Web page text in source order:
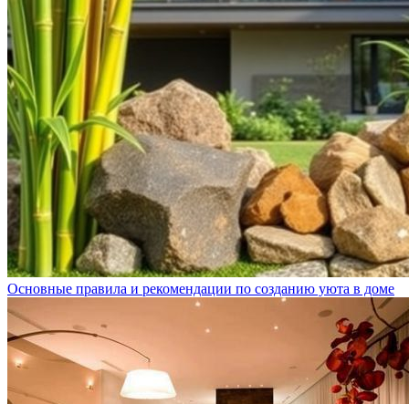
Основные правила и рекомендации по созданию уюта в доме